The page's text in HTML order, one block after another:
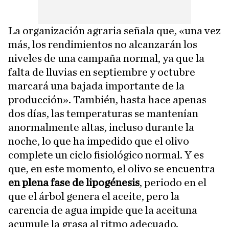
La organización agraria señala que, «una vez
más, los rendimientos no alcanzarán los
niveles de una campaña normal, ya que la
falta de lluvias en septiembre y octubre
marcará una bajada importante de la
producción». También, hasta hace apenas
dos días, las temperaturas se mantenían
anormalmente altas, incluso durante la
noche, lo que ha impedido que el olivo
complete un ciclo fisiológico normal. Y es
que, en este momento, el olivo se encuentra
en plena fase de lipogénesis, periodo en el
que el árbol genera el aceite, pero la
carencia de agua impide que la aceituna
acumule la grasa al ritmo adecuado.